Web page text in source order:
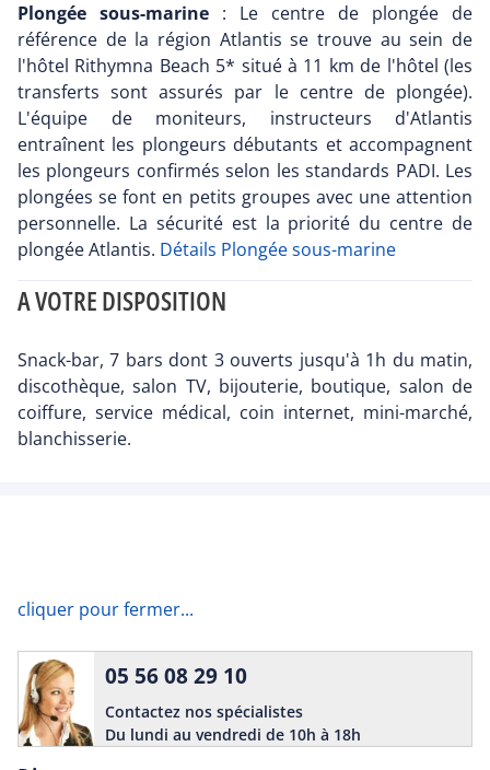
Plongée sous-marine : Le centre de plongée de
référence de la région Atlantis se trouve au sein de
l'hôtel Rithymna Beach 5* situé à 11 km de l'hôtel (les
transferts sont assurés par le centre de plongée).
L'équipe de moniteurs, instructeurs d'Atlantis
entraînent les plongeurs débutants et accompagnent
les plongeurs confirmés selon les standards PADI. Les
plongées se font en petits groupes avec une attention
personnelle. La sécurité est la priorité du centre de
plongée Atlantis. Détails Plongée sous-marine
A VOTRE DISPOSITION
Snack-bar, 7 bars dont 3 ouverts jusqu'à 1h du matin,
discothèque, salon TV, bijouterie, boutique, salon de
coiffure, service médical, coin internet, mini-marché,
blanchisserie.
cliquer pour fermer...
05 56 08 29 10
Contactez nos spécialistes
Du lundi au vendredi de 10h à 18h